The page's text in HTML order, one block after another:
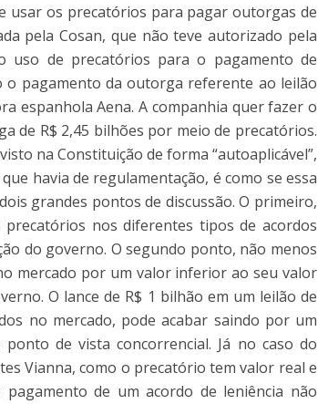
usar os precatórios para pagar outorgas de
pela Cosan, que não teve autorizado pela
uso de precatórios para o pagamento de
o pagamento da outorga referente ao leilão
espanhola Aena. A companhia quer fazer o
de R$ 2,45 bilhões por meio de precatórios.
na Constituição de forma “autoaplicável”,
havia de regulamentação, é como se essa
grandes pontos de discussão. O primeiro,
nos diferentes tipos de acordos
do governo. O segundo ponto, não menos
mercado por um valor inferior ao seu valor
O lance de R$ 1 bilhão em um leilão de
no mercado, pode acabar saindo por um
de vista concorrencial. Já no caso do
Vianna, como o precatório tem valor real e
de um acordo de leniência não